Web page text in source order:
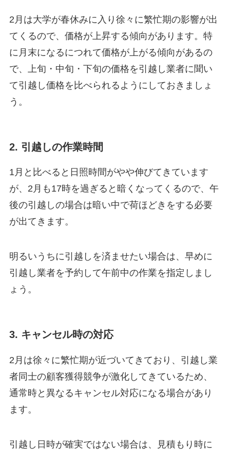
2月は大学が春休みに入り徐々に繁忙期の影響が出
てくるので、価格が上昇する傾向があります。特
に月末になるにつれて価格が上がる傾向があるの
で、上旬・中旬・下旬の価格を引越し業者に聞い
て引越し価格を比べられるようにしておきましょ
う。
2. 引越しの作業時間
1月と比べると日照時間がやや伸びてきています
が、2月も17時を過ぎると暗くなってくるので、午
後の引越しの場合は暗い中で荷ほどきをする必要
が出てきます。
明るいうちに引越しを済ませたい場合は、早めに
引越し業者を予約して午前中の作業を指定しまし
ょう。
3. キャンセル時の対応
2月は徐々に繁忙期が近づいてきており、引越し業
者同士の顧客獲得競争が激化してきているため、
通常時と異なるキャンセル対応になる場合があり
ます。
引越し日時が確実ではない場合は、見積もり時に